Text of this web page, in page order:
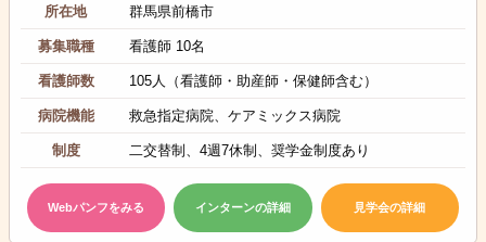
所在地 群馬県前橋市
募集職種 看護師 10名
看護師数 105人（看護師・助産師・保健師含む）
病院機能 救急指定病院、ケアミックス病院
制度 二交替制、4週7休制、奨学金制度あり
Webパンフをみる インターンの詳細 見学会の詳細